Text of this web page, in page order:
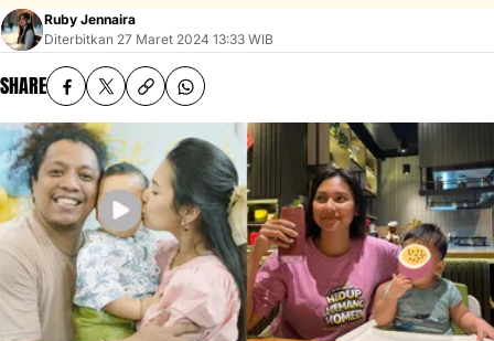
Ruby Jennaira
Diterbitkan 27 Maret 2024 13:33 WIB
SHARE